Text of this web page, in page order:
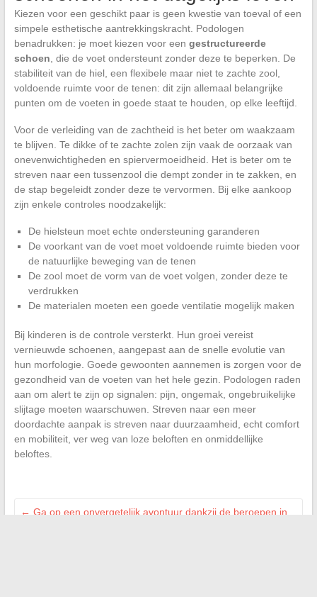
Kiezen voor een geschikt paar is geen kwestie van toeval of een
simpele esthetische aantrekkingskracht. Podologen
benadrukken: je moet kiezen voor een gestructureerde
schoen , die de voet ondersteunt zonder deze te beperken. De
stabiliteit van de hiel, een flexibele maar niet te zachte zool,
voldoende ruimte voor de tenen: dit zijn allemaal belangrijke
punten om de voeten in goede staat te houden, op elke leeftijd.
Voor de verleiding van de zachtheid is het beter om waakzaam
te blijven. Te dikke of te zachte zolen zijn vaak de oorzaak van
onevenwichtigheden en spiervermoeidheid. Het is beter om te
streven naar een tussenzool die dempt zonder in te zakken, en
de stap begeleidt zonder deze te vervormen. Bij elke aankoop
zijn enkele controles noodzakelijk:
De hielsteun moet echte ondersteuning garanderen
De voorkant van de voet moet voldoende ruimte bieden voor
de natuurlijke beweging van de tenen
De zool moet de vorm van de voet volgen, zonder deze te
verdrukken
De materialen moeten een goede ventilatie mogelijk maken
Bij kinderen is de controle versterkt. Hun groei vereist
vernieuwde schoenen, aangepast aan de snelle evolutie van
hun morfologie. Goede gewoonten aannemen is zorgen voor de
gezondheid van de voeten van het hele gezin. Podologen raden
aan om alert te zijn op signalen: pijn, ongemak, ongebruikelijke
slijtage moeten waarschuwen. Streven naar een meer
doordachte aanpak is streven naar duurzaamheid, echt comfort
en mobiliteit, ver weg van loze beloften en onmiddellijke
beloftes.
← Ga op een onvergetelijk avontuur dankzij de beroepen in